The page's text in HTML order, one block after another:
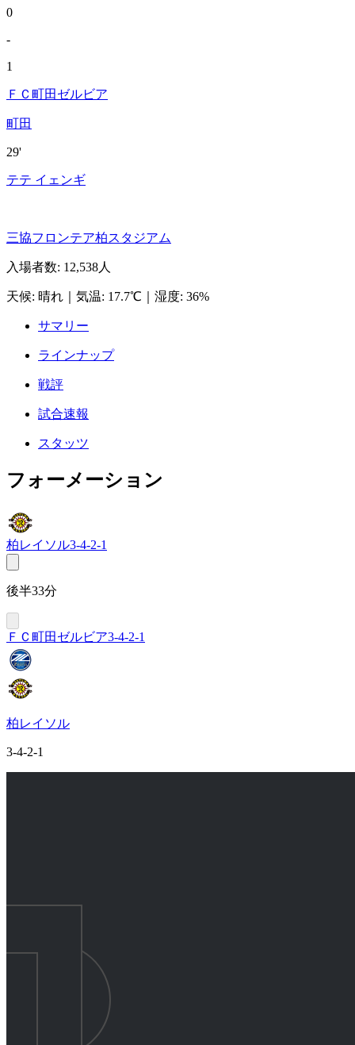
0
-
1
ＦＣ町田ゼルビア
町田
29'
テテ イェンギ
三協フロンテア柏スタジアム
入場者数: 12,538人
天候: 晴れ 気温: 17.7℃ 湿度: 36%
サマリー
ラインナップ
戦評
試合速報
スタッツ
フォーメーション
柏レイソル3-4-2-1
後半33分
ＦＣ町田ゼルビア3-4-2-1
柏レイソル
3-4-2-1